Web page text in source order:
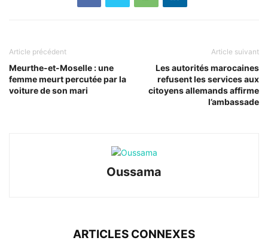
Article précédent
Meurthe-et-Moselle : une
femme meurt percutée par la
voiture de son mari
Article suivant
Les autorités marocaines
refusent les services aux
citoyens allemands affirme
l’ambassade
Oussama
ARTICLES CONNEXES